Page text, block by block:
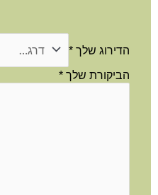
הדירוג שלך *
הביקורת שלך *